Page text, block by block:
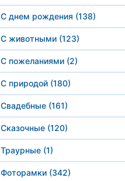
С днем рождения (138)
С животными (123)
С пожеланиями (2)
С природой (180)
Свадебные (161)
Сказочные (120)
Траурные (1)
Фоторамки (342)